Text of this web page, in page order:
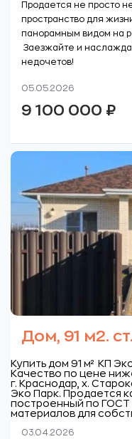
Продается не просто
пространство для
панорамным видом на
Заезжайте и
недочетов!
05.05.2026
9 100 000 ₽
Дом, 91 м2.
Купить дом 91 м² КП
Качество по цене
г. Краснодар, х.
Эко Парк. Продается
построенный по ГОСТ
материалов для
03.04.2026